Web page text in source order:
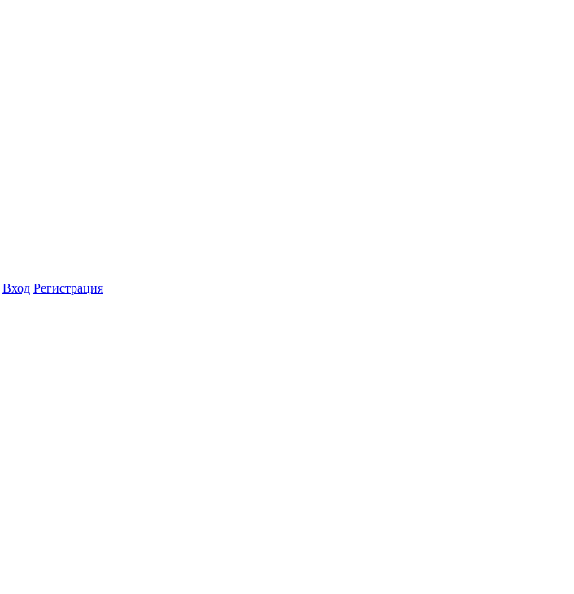
Вход Регистрация